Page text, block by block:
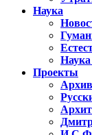
Наука
Проекты